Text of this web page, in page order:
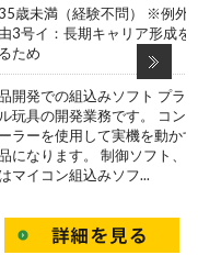
35歳未満（経験不問） ※例外
3号イ：長期キャリア形成を
ため
開発での組込みソフト プラ
玩具の開発業務です。 コン
ラーを使用して実機を動かす
になります。 制御ソフト、
マイコン組込みソフ...